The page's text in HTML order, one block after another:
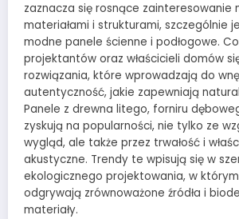
zaznacza się rosnące zainteresowanie
materiałami i strukturami, szczególnie
modne panele ścienne i podłogowe.
projektantów oraz właścicieli domów
rozwiązania, które wprowadzają do
autentyczność, jakie zapewniają
Panele z drewna litego, forniru
zyskują na popularności, nie tylko ze
wygląd, ale także przez trwałość i
akustyczne. Trendy te wpisują się w
ekologicznego projektowania, w
odgrywają zrównoważone źródła i
materiały.